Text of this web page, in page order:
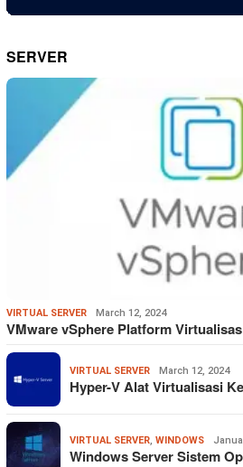
SERVER
VIRTUAL SERVER March 12, 2024
VMware vSphere Platform
VIRTUAL SERVER March 12, 2024
Hyper-V Alat Virtualisasi
VIRTUAL SERVER, WINDOWS
Windows Server Sistem